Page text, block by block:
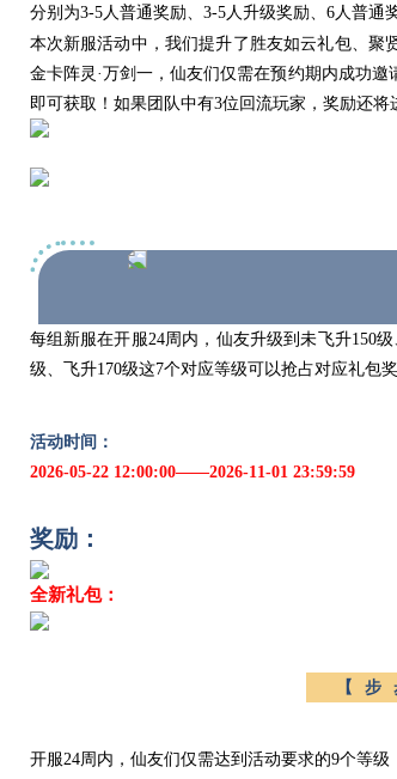
分别为3-5人普通奖励、3-5人升级奖励、6人普通
本次新服活动中，我们提升了胜友如云礼包、聚
金卡阵灵·万剑一，仙友们仅需在预约期内成功
即可获取！如果团队中有3位回流玩家，奖励还将
每组新服在开服24周内，仙友升级到未飞升150
级、飞升170级这7个对应等级可以抢占对应礼包
活动时间：
2026-05-22 12:00:00——2026-11-01 23:59:59
奖励：
全新礼包：
【
开服24周内，仙友们仅需达到活动要求的9个等